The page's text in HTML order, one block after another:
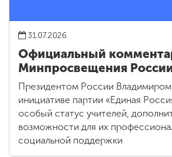
31.07.2026
Официальный
Минпросвещения
Президентом России
инициативе партии «Единая
особый статус учителей,
возможности для их
социальной поддержки